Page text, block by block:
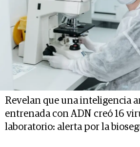
Revelan que una inteligencia
entrenada con ADN creó 16
laboratorio: alerta por la